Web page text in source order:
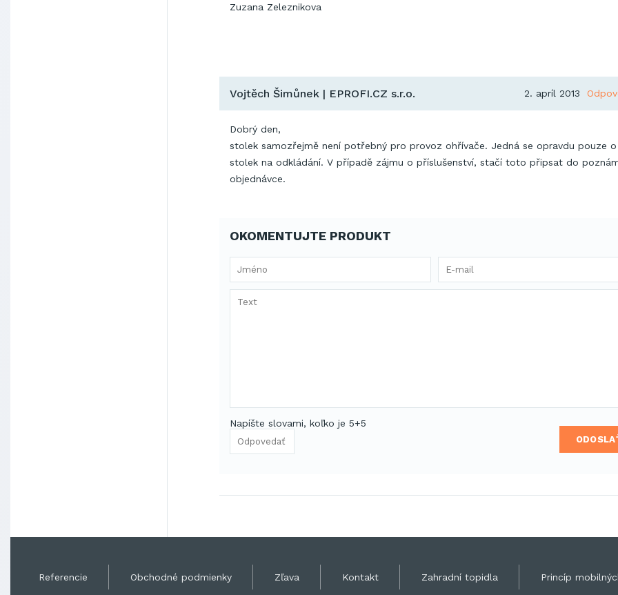
Zuzana Zeleznikova
Vojtěch Šimůnek | EPROFI.CZ s.r.o. 2. apríl 2013
Dobrý den,
stolek samozřejmě není potřebný pro provoz ohřívače. Jedná se opravdu pouze o
stolek na odkládání. V případě zájmu o příslušenství, stačí toto připsat do
objednávce.
OKOMENTUJTE PRODUKT
Napíšte slovami, koľko je 5+5
Referencie Obchodné podmienky Zľava Kontakt Zahradní topidla Princíp